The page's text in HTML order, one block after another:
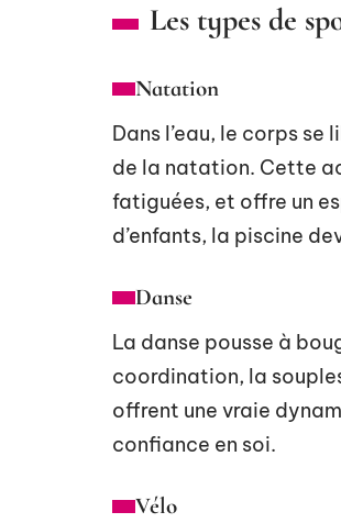
Les types de
Natation
Dans l’eau, le corps
de la natation. Cette
fatiguées, et offre un
d’enfants, la piscine
Danse
La danse pousse à
coordination, la
offrent une vraie
confiance en soi.
Vélo